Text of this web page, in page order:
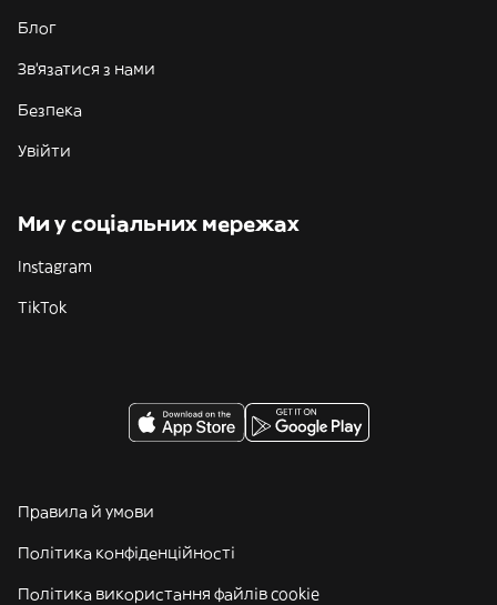
Блог
Зв'язатися з нами
Безпека
Увійти
Ми у соціальних мережах
Instagram
TikTok
Правила й умови
Політика конфіденційності
Політика використання файлів cookie